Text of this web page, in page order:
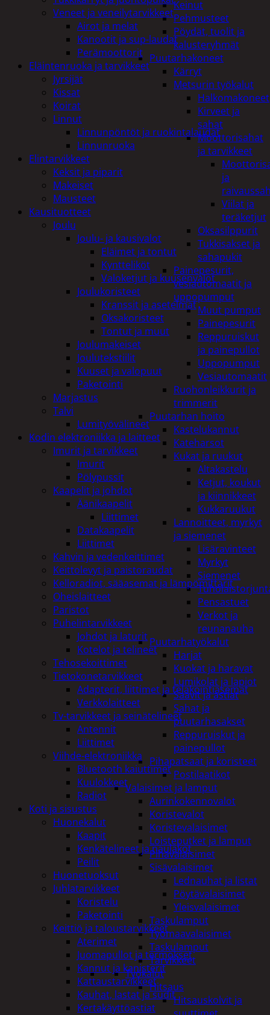
Keinut
Pehmusteet
Pöydät, tuolit ja
kalusteryhmät
Puutarhakoneet
Kärryt
Metsurin työkalut
Halkomakoneet
Kirveet ja
sahat
Moottorisahat
ja tarvikkeet
ja
Viilat ja
teräketjut
Oksasilppurit
Tukkisakset ja
sahapukit
Painepesurit,
vesiautomaatit ja
uppopumput
Muut pumput
Painepesurit
Reppuruiskut
ja painepullot
Uppopumput
Vesiautomaatit
Ruohonleikkurit ja
trimmerit
Puutarhan hoito
Kastelukannut
Kateharsot
Kukat ja ruukut
Altakastelu
Ketjut, koukut
ja kiinnikkeet
Kukkaruukut
Lannoitteet, myrkyt
ja siemenet
Lisäravinteet
Myrkyt
Siemenet
Pensastuet
Verkot ja
reunanauha
Puutarhatyökalut
Harjat
Kuokat ja haravat
Lumikolat ja lapiot
Saavit ja astiat
Sahat ja
puutarhasakset
Reppuruiskut ja
painepullot
Pihapatsaat ja koristeet
Postilaatikot
Valaisimet ja lamput
Aurinkokennovalot
Koristevalot
Koristevalaisimet
Loisteputket ja lamput
Pihavalaisimet
Sisävalaisimet
Lednauhat ja listat
Pöytävalaisimet
Yleisvalaisimet
Taskulamput
Työmaavalaisimet
Taskulamput
Tarvikkeet
Työkalut
Hitsaus
Hitsauskolvit ja
Veneet ja veneilytarvikkeet
Airot ja melat
Kanootit ja sup-laudat
Perämoottorit
Eläintenruoka ja tarvikkeet
Jyrsijät
Kissat
Koirat
Linnut
Linnunpöntöt ja ruokintalaudat
Linnunruoka
Elintarvikkeet
Keksit ja piparit
Makeiset
Mausteet
Kausituotteet
Joulu
Joulu- ja kausivalot
Eläimet ja tontut
Kyntteliköt
Valoketjut ja kuusenvalot
Joulukoristeet
Kranssit ja asetelmat
Oksakoristeet
Tontut ja muut
Joulumakeiset
Joulutekstiilit
Kuuset ja valopuut
Paketointi
Marjastus
Talvi
Lumityövälineet
Kodin elektroniikka ja laitteet
Imurit ja tarvikkeet
Imurit
Pölypussit
Kaapelit ja johdot
Äänikaapelit
Liittimet
Datakaapelit
Liittimet
Kahvin ja vedenkeittimet
Keittolevyt ja paistoraudat
Kelloradiot, sääasemat ja lämpömittarit
Oheislaitteet
Paristot
Puhelintarvikkeet
Johdot ja laturit
Kotelot ja telineet
Tehosekoittimet
Tietokonetarvikkeet
Adapterit, liittimet ja telakointiasemat
Verkkolaitteet
Tv-tarvikkeet ja seinätelineet
Antennit
Liittimet
Viihde-elektroniikka
Bluetooth kaiuttimet
Kuulokkeet
Radiot
Koti ja sisustus
Huonekalut
Kaapit
Kenkätelineet ja naulakot
Peilit
Huonetuoksut
Juhlatarvikkeet
Koristelu
Paketointi
Keittiö ja taloustarvikkeet
Aterimet
Juomapullot ja termokset
Kannut ja kanisterit
Kattaustarvikkeet
Kauhat, lastat ja sudit
Kertakäyttöastiat